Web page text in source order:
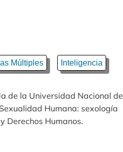
Múltiples Inteligencia
de la Universidad Nacional de
Humana: sexología
Derechos Humanos.